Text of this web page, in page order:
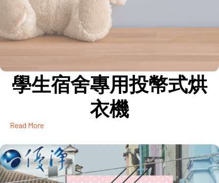
學生宿舍專用投幣式烘
衣機
Read More